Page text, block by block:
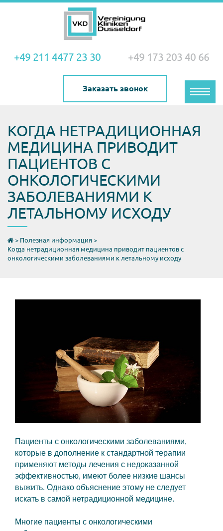
+49 211 4477 23 30 +49 173 203 40 66
Заказать звонок
Toggle
КОГДА НЕТРАДИЦИОННАЯ
МЕДИЦИНА ПРИВОДИТ
ПАЦИЕНТОВ С
ОНКОЛОГИЧЕСКИМИ
ЗАБОЛЕВАНИЯМИ К
ЛЕТАЛЬНОМУ ИСХОДУ
> Полезная информация >
Когда нетрадиционная медицина приводит пациентов с
онкологическими заболеваниями к летальному исходу
Пациенты с онкологическими заболеваниями,
которые в дополнение к стандартной терапии
применяют методы лечения с недоказанной
эффективностью, имеют более низкие шансы
выжить. Однако объяснение этому не следует
искать в самой нетрадиционной медицине.
Многие пациенты с онкологическими